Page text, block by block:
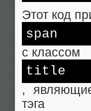
Этот код
span
с классом
title
,
тэга